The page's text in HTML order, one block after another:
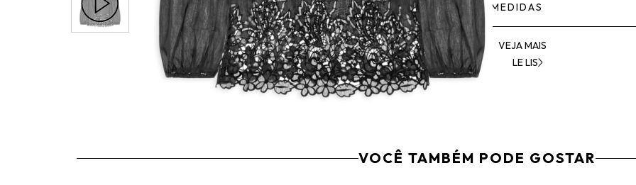
MEDIDAS
VEJA MAIS
LE LIS
VOCÊ TAMBÉM PODE GOSTAR